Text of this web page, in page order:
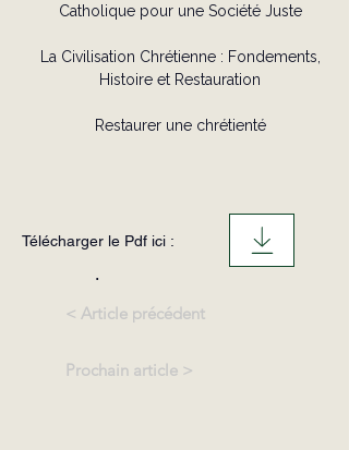
Catholique pour une Société Juste
La Civilisation Chrétienne : Fondements,
Histoire et Restauration
Restaurer une chrétienté
Télécharger le Pdf ici :
.
< Article précédent
Prochain article >